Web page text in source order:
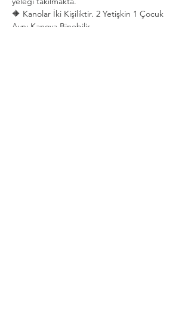
🔶 Kanolar İki Kişiliktir. 2 Yetişkin 1 Çocuk
Aynı Kanoya Binebilir.